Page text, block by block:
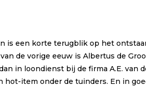
is een korte terugblik op het
de vorige eeuw is Albertus de
in loondienst bij de firma A.E. van
hot-item onder de tuinders. En in